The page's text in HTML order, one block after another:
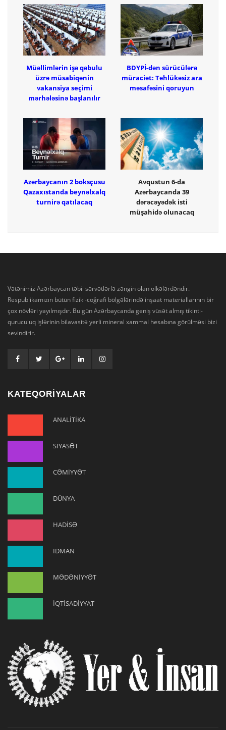
Müəllimlərin işə qəbulu
üzrə müsabiqənin
vakansiya seçimi
mərhələsinə başlanılır
BDYPİ-dən sürücülərə
müraciət: Təhlükəsiz ara
məsafəsini qoruyun
Azərbaycanın 2 boksçusu
Qazaxıstanda beynəlxalq
turnirə qatılacaq
Avqustun 6-da
Azərbaycanda 39
dərəcəyədək isti
müşahidə olunacaq
Vətənimiz Azərbaycan təbii sərvətlərlə zəngin olan ölkələrdəndir.
Respublikamızın bütün fiziki-coğrafi bölgələrində inşaat materiallarının bir
çox növləri yayılmışdır. Bu gün Azərbaycanda geniş vüsət almış tikinti-
quruculuq işlərinin bilavasitə yerli mineral xammal hesabına görülməsi bizi
sevindirir.
KATEQORİYALAR
ANALİTİKA
SİYASƏT
CƏMİYYƏT
DÜNYA
HADİSƏ
İDMAN
MƏDƏNİYYƏT
İQTİSADİYYAT